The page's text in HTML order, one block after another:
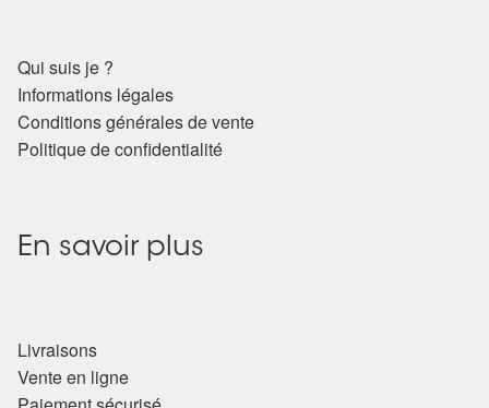
intérieur
Les pierres en détail
La roue de l’année
Validation de la commande
Qui suis je ?
Informations légales
Conditions générales de vente
Politique de confidentialité
En savoir plus
Livraisons
Vente en ligne